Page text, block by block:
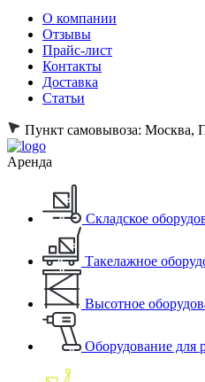
О компании
Отзывы
Прайс-лист
Контакты
Доставка
Статьи
Пункт самовывоза: Москва,
Аренда
Складское
Такелажное
Высотное
Оборудование для